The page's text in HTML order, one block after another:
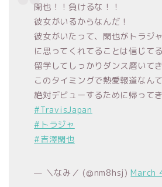
閑也！！負けるな！！
彼女がいるからなんだ！
彼女がいたって、閑也がトラジ
に思ってくれてることは信じてる
留学してしっかりダンス磨いて
このタイミングで熱愛報道なん
絶対デビューするために帰って
#TravisJapan
#トラジャ
#吉澤閑也
— ＼なみ／ (@nm8hsj)March